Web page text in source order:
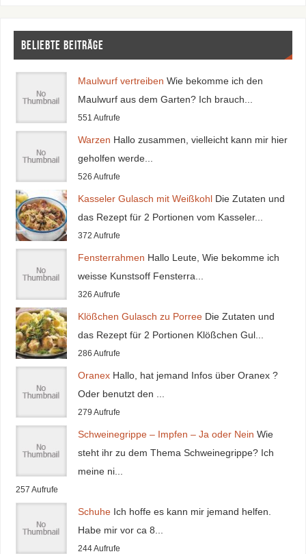
Beliebte Beiträge
Maulwurf vertreiben Wie bekomme ich den
Maulwurf aus dem Garten? Ich brauch...
551 Aufrufe
Warzen Hallo zusammen, vielleicht kann mir hier
geholfen werde...
526 Aufrufe
Kasseler Gulasch mit Weißkohl Die Zutaten und
das Rezept für 2 Portionen vom Kasseler...
372 Aufrufe
Fensterrahmen Hallo Leute, Wie bekomme ich
weisse Kunstsoff Fensterra...
326 Aufrufe
Klößchen Gulasch zu Porree Die Zutaten und
das Rezept für 2 Portionen Klößchen Gul...
286 Aufrufe
Oranex Hallo, hat jemand Infos über Oranex ?
Oder benutzt den ...
279 Aufrufe
Schweinegrippe – Impfen – Ja oder Nein Wie
steht ihr zu dem Thema Schweinegrippe? Ich
meine ni...
257 Aufrufe
Schuhe Ich hoffe es kann mir jemand helfen.
Habe mir vor ca 8...
244 Aufrufe